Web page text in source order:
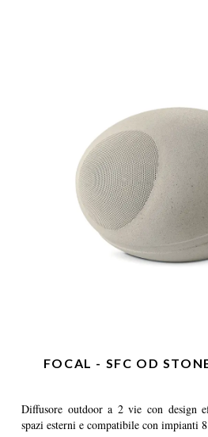
FOCAL - SFC OD
Diffusore outdoor a 2 vie con design
spazi esterni e compatibile con impianti